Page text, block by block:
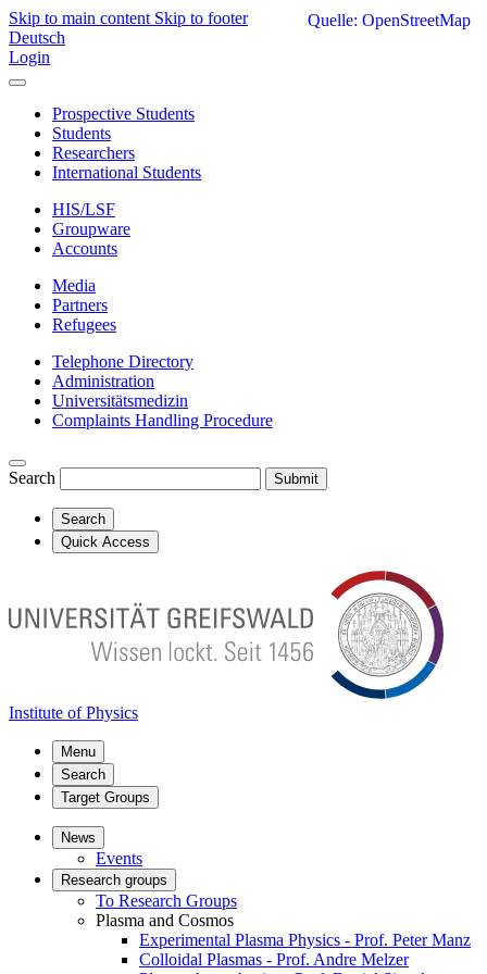
Skip to main content Skip to footer
Deutsch
Login
Prospective Students
Students
Researchers
International Students
HIS/LSF
Groupware
Accounts
Media
Partners
Refugees
Telephone Directory
Administration
Universitätsmedizin
Complaints Handling Procedure
Search Submit
Search
Quick Access
Institute of Physics
Menu
Search
Target Groups
News
Events
Research groups
To Research Groups
Plasma and Cosmos
Experimental Plasma Physics - Prof. Peter Manz
Colloidal Plasmas - Prof. Andre Melzer
Quelle: OpenStreetMap